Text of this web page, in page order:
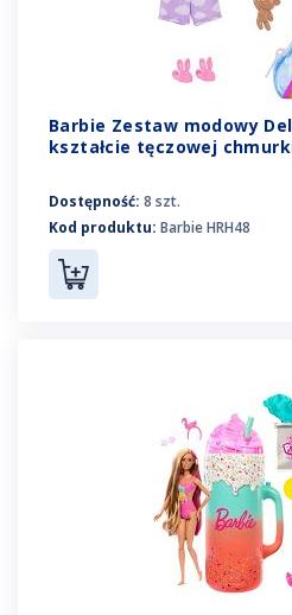
Barbie Zestaw modowy
kształcie tęczowej chmurki
Dostępność: 8 szt.
Kod produktu: Barbie HRH48